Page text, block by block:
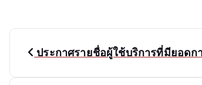
ประกาศรายชื่อผู้ใช้บริการที่มียอดก